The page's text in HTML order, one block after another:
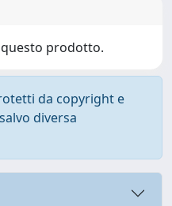
prodotto.
da copyright e
diversa